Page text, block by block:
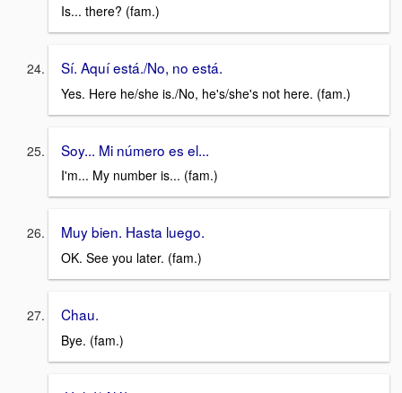
Is... there? (fam.)
Sí. Aquí está./No, no está.
Yes. Here he/she is./No, he's/she's not here. (fam.)
Soy... Mi número es el...
I'm... My number is... (fam.)
Muy bien. Hasta luego.
OK. See you later. (fam.)
Chau.
Bye. (fam.)